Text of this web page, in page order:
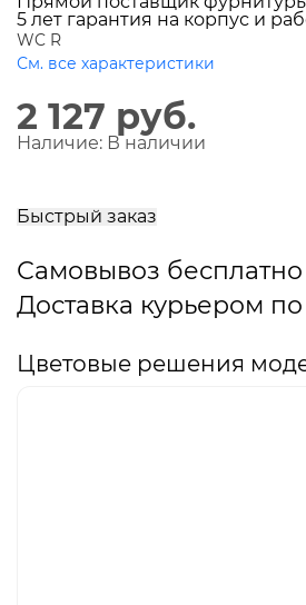
5 лет гарантия на корпус и
WC R
См. все характеристики
2 127 руб.
Наличие: В наличии
Быстрый заказ
Самовывоз
Доставка курьером
Цветовые решения